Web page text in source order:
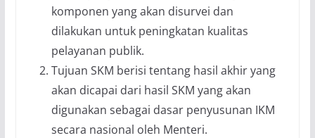
komponen yang akan disurvei dan
dilakukan untuk peningkatan kualitas
pelayanan publik.
Tujuan SKM berisi tentang hasil akhir yang
akan dicapai dari hasil SKM yang akan
digunakan sebagai dasar penyusunan IKM
secara nasional oleh Menteri.